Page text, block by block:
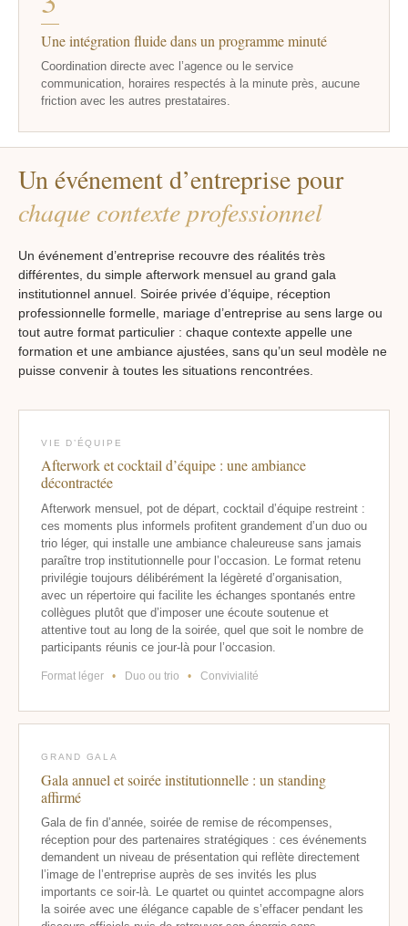
Une intégration fluide dans un programme minuté
Coordination directe avec l’agence ou le service
communication, horaires respectés à la minute près, aucune
friction avec les autres prestataires.
Un événement d’entreprise pour
chaque contexte professionnel
Un événement d’entreprise recouvre des réalités très
différentes, du simple afterwork mensuel au grand gala
institutionnel annuel. Soirée privée d’équipe, réception
professionnelle formelle, mariage d’entreprise au sens large ou
tout autre format particulier : chaque contexte appelle une
formation et une ambiance ajustées, sans qu’un seul modèle ne
puisse convenir à toutes les situations rencontrées.
VIE D’ÉQUIPE
Afterwork et cocktail d’équipe : une ambiance
décontractée
Afterwork mensuel, pot de départ, cocktail d’équipe restreint :
ces moments plus informels profitent grandement d’un duo ou
trio léger, qui installe une ambiance chaleureuse sans jamais
paraître trop institutionnelle pour l’occasion. Le format retenu
privilégie toujours délibérément la légèreté d’organisation,
avec un répertoire qui facilite les échanges spontanés entre
collègues plutôt que d’imposer une écoute soutenue et
attentive tout au long de la soirée, quel que soit le nombre de
participants réunis ce jour-là pour l’occasion.
Format léger • Duo ou trio • Convivialité
GRAND GALA
Gala annuel et soirée institutionnelle : un standing
affirmé
Gala de fin d’année, soirée de remise de récompenses,
réception pour des partenaires stratégiques : ces événements
demandent un niveau de présentation qui reflète directement
l’image de l’entreprise auprès de ses invités les plus
importants ce soir-là. Le quartet ou quintet accompagne alors
la soirée avec une élégance capable de s’effacer pendant les